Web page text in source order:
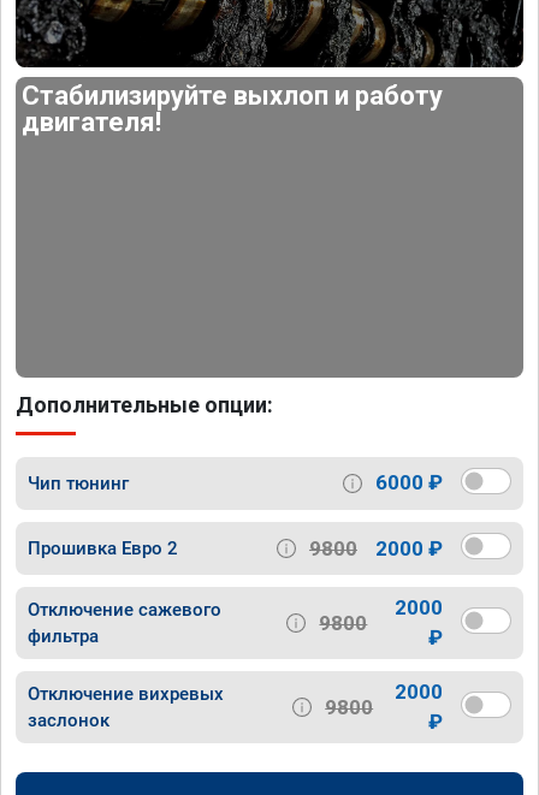
Стабилизируйте выхлоп и работу
двигателя!
Дополнительные опции:
Чип тюнинг 6000 ₽
Прошивка Евро 2 9800 2000 ₽
Отключение сажевого
фильтра
9800
2000
₽
Отключение вихревых
заслонок
9800
2000
₽